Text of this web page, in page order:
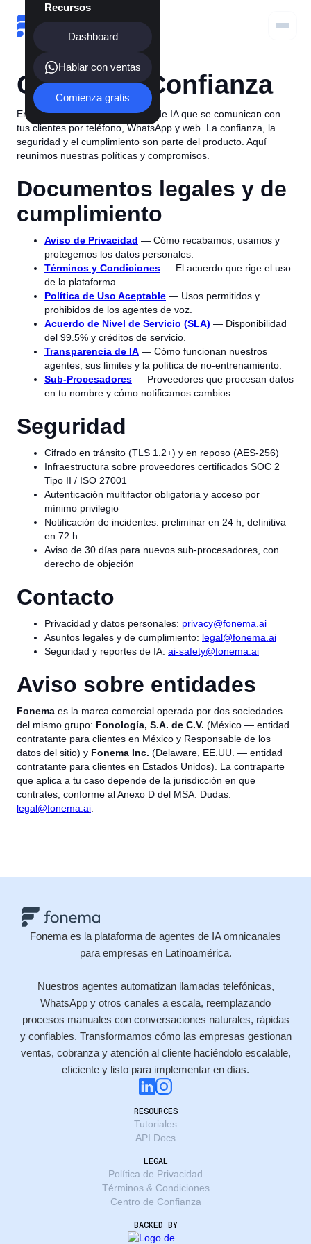
Recursos
Dashboard
Hablar con ventas
Comienza gratis
Centro de Confianza
En Fonema operamos agentes de IA que se comunican con
tus clientes por teléfono, WhatsApp y web. La confianza, la
seguridad y el cumplimiento son parte del producto. Aquí
reunimos nuestras políticas y compromisos.
Documentos legales y de
cumplimiento
Aviso de Privacidad — Cómo recabamos, usamos y
protegemos los datos personales.
Términos y Condiciones — El acuerdo que rige el uso
de la plataforma.
Política de Uso Aceptable — Usos permitidos y
prohibidos de los agentes de voz.
Acuerdo de Nivel de Servicio (SLA) — Disponibilidad
del 99.5% y créditos de servicio.
Transparencia de IA — Cómo funcionan nuestros
agentes, sus límites y la política de no-entrenamiento.
Sub-Procesadores — Proveedores que procesan datos
en tu nombre y cómo notificamos cambios.
Seguridad
Cifrado en tránsito (TLS 1.2+) y en reposo (AES-256)
Infraestructura sobre proveedores certificados SOC 2
Tipo II / ISO 27001
Autenticación multifactor obligatoria y acceso por
mínimo privilegio
Notificación de incidentes: preliminar en 24 h, definitiva
en 72 h
Aviso de 30 días para nuevos sub-procesadores, con
derecho de objeción
Contacto
Privacidad y datos personales: privacy@fonema.ai
Asuntos legales y de cumplimiento: legal@fonema.ai
Seguridad y reportes de IA: ai-safety@fonema.ai
Aviso sobre entidades
Fonema es la marca comercial operada por dos sociedades
del mismo grupo: Fonología, S.A. de C.V. (México — entidad
contratante para clientes en México y Responsable de los
datos del sitio) y Fonema Inc. (Delaware, EE.UU. — entidad
contratante para clientes en Estados Unidos). La contraparte
que aplica a tu caso depende de la jurisdicción en que
contrates, conforme al Anexo D del MSA. Dudas:
legal@fonema.ai
Fonema es la plataforma de agentes de IA omnicanales
para empresas en Latinoamérica.
Nuestros agentes automatizan llamadas telefónicas,
WhatsApp y otros canales a escala, reemplazando
procesos manuales con conversaciones naturales, rápidas
y confiables. Transformamos cómo las empresas gestionan
ventas, cobranza y atención al cliente haciéndolo escalable,
eficiente y listo para implementar en días.
RESOURCES
Tutoriales
API Docs
LEGAL
Política de Privacidad
Términos & Condiciones
Centro de Confianza
BACKED BY